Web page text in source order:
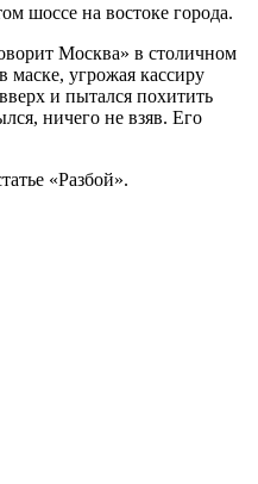
шоссе на востоке города.
Москва» в столичном
угрожая кассиру
и пытался похитить
ничего не взяв. Его
«Разбой».